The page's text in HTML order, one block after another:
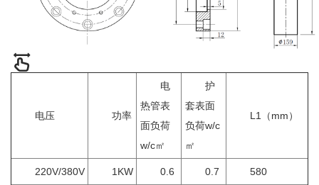
电压 功率
电
热管表
面负荷
w/c㎡
护
套表面
负荷w/c
㎡
L1（mm）
220V/380V 1KW 0.6 0.7 580